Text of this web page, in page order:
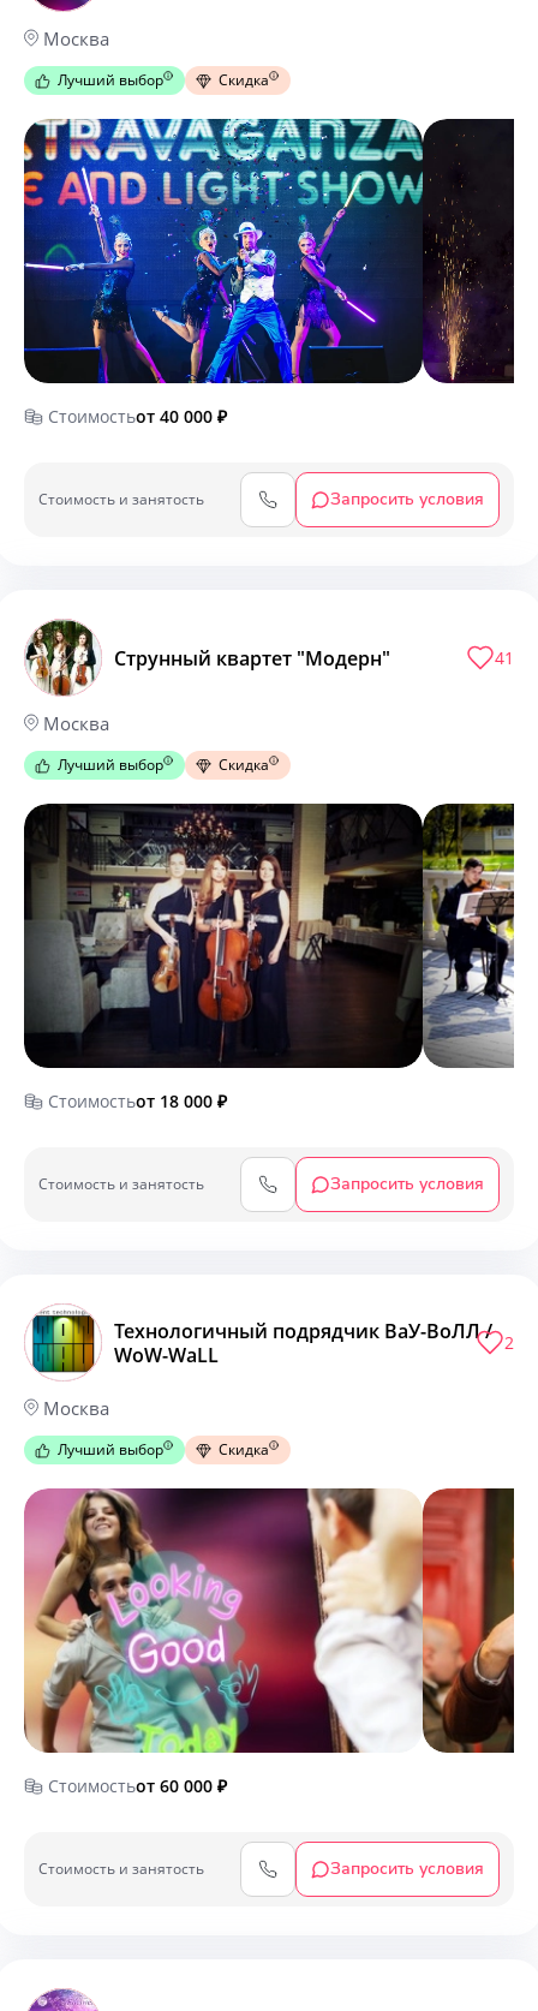
Москва
Лучший выбор Скидка
Стоимостьот 40 000 ₽
Cтоимость и занятость Запросить условия
Струнный квартет "Модерн"
Москва
41
Лучший выбор Скидка
Стоимостьот 18 000 ₽
Cтоимость и занятость Запросить условия
Технологичный подрядчик ВаУ-ВоЛЛ /
WoW-WaLL
Москва
2
Лучший выбор Скидка
Стоимостьот 60 000 ₽
Cтоимость и занятость Запросить условия